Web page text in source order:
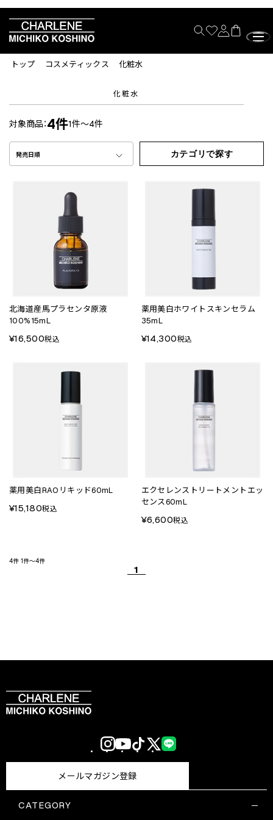
トップ コスメティックス 化粧水
化粧水
対象商品：4件1件～4件
発売日順 カテゴリで探す
北海道産馬プラセンタ原液
100%15mL
¥16,500税込
薬用美白ホワイトスキンセラム
35mL
¥14,300税込
薬用美白RAOリキッド60mL
¥15,180税込
エクセレンストリートメントエッ
センス60mL
¥6,600税込
4件 1件～4件
1
CATEGORY
メールマガジン登録